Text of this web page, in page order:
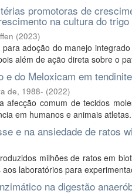
promotoras de
na cultura do
(2023)
adoção do manejo
além de ação direta sobre o
e do Meloxicam em
de, 1988- (2022)
afecção comum de tecidos
em humanos e animais
e na ansiedade de ratos
milhões de ratos em
laboratórios para
na digestão